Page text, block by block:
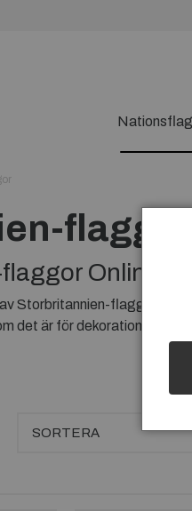
flaggor
Online
Storbritannien-flaggor.
det är för dekoration,
för att hitta den som passar
SORTERA